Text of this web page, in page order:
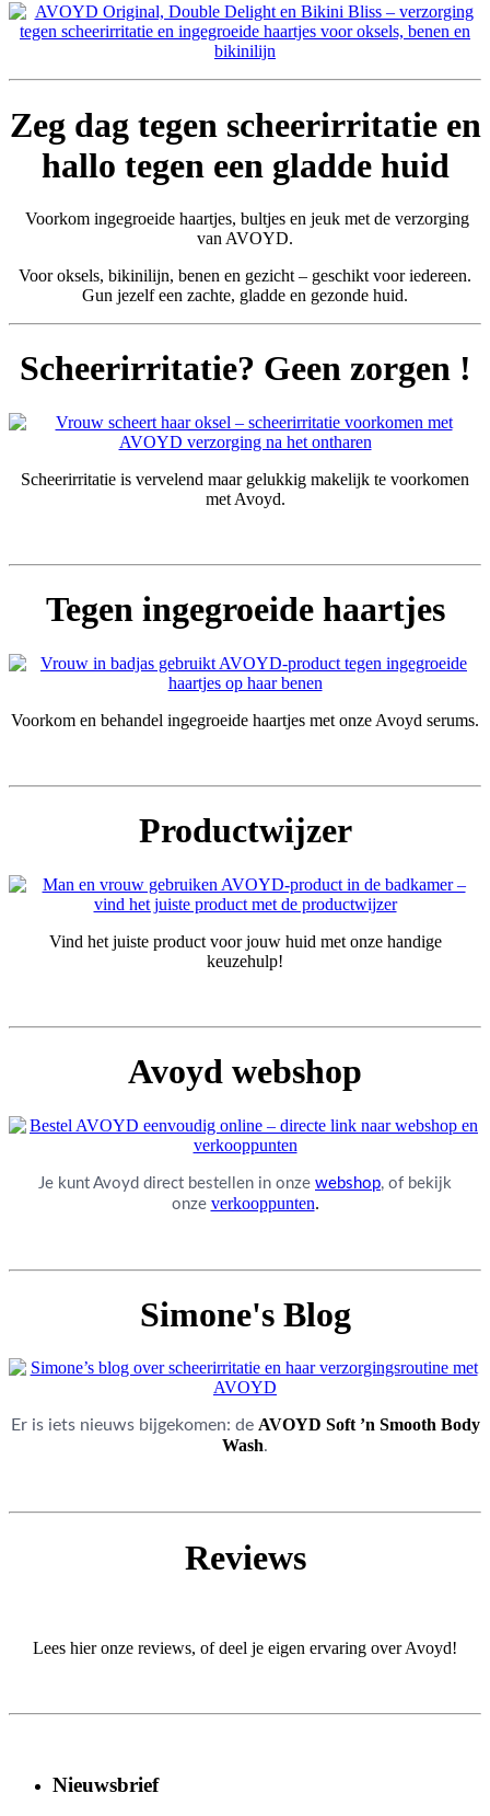
Zeg dag tegen scheerirritatie en
hallo tegen een gladde huid
Voorkom ingegroeide haartjes, bultjes en jeuk met de verzorging
van AVOYD.
Voor oksels, bikinilijn, benen en gezicht – geschikt voor iedereen.
Gun jezelf een zachte, gladde en gezonde huid.
Scheerirritatie? Geen zorgen !
Scheerirritatie is vervelend maar gelukkig makelijk te voorkomen
met Avoyd.
Tegen ingegroeide haartjes
Voorkom en behandel ingegroeide haartjes met onze Avoyd serums.
Productwijzer
Vind het juiste product voor jouw huid met onze handige
keuzehulp!
Avoyd webshop
Je kunt Avoyd direct bestellen in onze webshop, of bekijk
onze verkooppunten.
Simone's Blog
Er is iets nieuws bijgekomen: de AVOYD Soft ’n Smooth Body
Wash.
Reviews
Lees hier onze reviews, of deel je eigen ervaring over Avoyd!
Nieuwsbrief